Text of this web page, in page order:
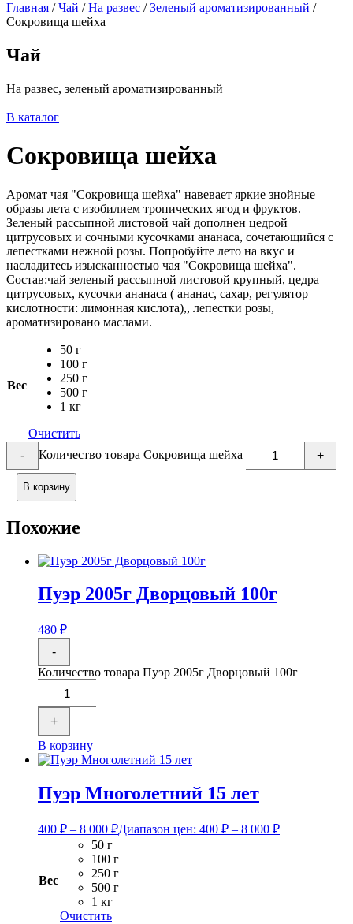
Главная /Чай /На развес /Зеленый ароматизированный /
Сокровища шейха
Чай
На развес, зеленый ароматизированный
В каталог
Сокровища шейха
Аромат чая "Сокровища шейха" навевает яркие знойные
образы лета с изобилием тропических ягод и фруктов.
Зеленый рассыпной листовой чай дополнен цедрой
цитрусовых и сочными кусочками ананаса, сочетающийся с
лепестками нежной розы. Попробуйте лето на вкус и
насладитесь изысканностью чая "Сокровища шейха".
Состав:чай зеленый рассыпной листовой крупный, цедра
цитрусовых, кусочки ананаса ( ананас, сахар, регулятор
кислотности: лимонная кислота),, лепестки розы,
ароматизировано маслами.
Вес
50 г
100 г
250 г
500 г
1 кг
Очистить
-
Количество товара Сокровища шейха +
В корзину
Похожие
Пуэр 2005г Дворцовый 100г
480 ₽
-
Количество товара Пуэр 2005г Дворцовый 100г
+
В корзину
Пуэр Многолетний 15 лет
400 ₽ – 8 000 ₽Диапазон цен: 400 ₽ – 8 000 ₽
Вес
50 г
100 г
250 г
500 г
1 кг
Очистить